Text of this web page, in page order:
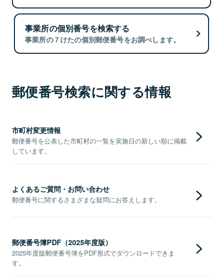
事業所の個別番号を検索する
事業所の７けたの個別郵便番号をお調べします。
郵便番号検索に関する情報
市町村変更情報
郵便番号を公表した市町村の一覧を実施日の新しい順に掲載
しています。
よくあるご質問・お問い合わせ
郵便番号に関するさまざまな疑問にお答えします。
郵便番号簿PDF（2025年度版）
2025年度版郵便番号簿をPDF形式でダウンロードできま
す。